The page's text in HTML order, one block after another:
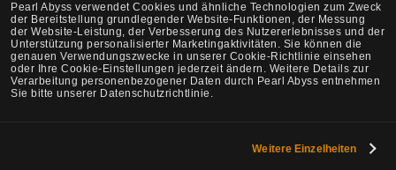
Pearl Abyss verwendet Cookies und ähnliche Technologien zum Zweck
der Bereitstellung grundlegender Website-Funktionen, der Messung
der Website-Leistung, der Verbesserung des Nutzererlebnisses und der
Unterstützung personalisierter Marketingaktivitäten. Sie können die
genauen Verwendungszwecke in unserer Cookie-Richtlinie einsehen
oder Ihre Cookie-Einstellungen jederzeit ändern. Weitere Details zur
Verarbeitung personenbezogener Daten durch Pearl Abyss entnehmen
Sie bitte unserer Datenschutzrichtlinie.
Weitere Einzelheiten